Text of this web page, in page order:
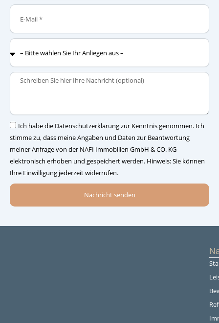
E-
Mail
–
Bitte
Sie
Ihr
Nachricht
Einwilligung
Ich habe die Datenschutzerklärung zur Kenntnis genommen. Ich
stimme zu, dass meine Angaben und Daten zur Beantwortung
meiner Anfrage von der NAFI Immobilien GmbH & CO. KG
elektronisch erhoben und gespeichert werden. Hinweis: Sie können
Ihre Einwilligung jederzeit widerrufen.
Nachricht senden